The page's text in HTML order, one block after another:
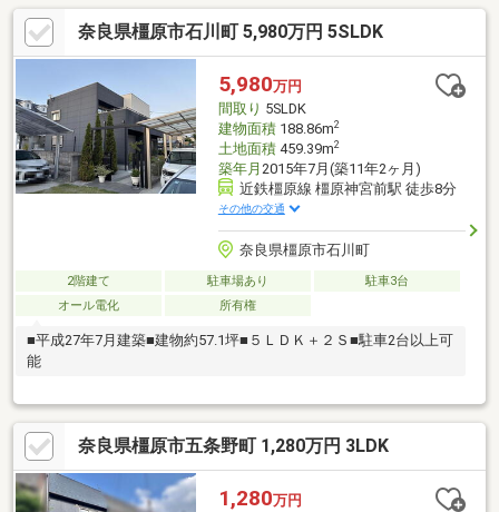
等、良い事だけでなく懸念点までしっかりとお知らせしておりま
す。■お得な金利のご提案（融資中・返済相談・女性単身・派遣
社員・非正規雇用の方でも相談可能です。）■住宅に関するご相
談からご購入後のアフタ―フォローまで、一人の担当者が行いま
す。■お気軽にご相談ください！♪♪お問合せお待ちしております
♪♪
奈良県橿原市石川町 5,980万円 5SLDK
5,980万円
間取り 5SLDK
建物面積188.86m2
土地面積459.39m2
築年月 2015年7月(築11年2ヶ月)
近鉄橿原線 橿原神宮前駅 徒歩8分
その他の交通
奈良県橿原市石川町
2階建て 駐車場あり
駐車3台
オール電化
所有権
■平成27年7月建築■建物約57.1坪■５ＬＤＫ＋２Ｓ■駐車2台以上可
能
奈良県橿原市五条野町 1,280万円 3LDK
1,280万円